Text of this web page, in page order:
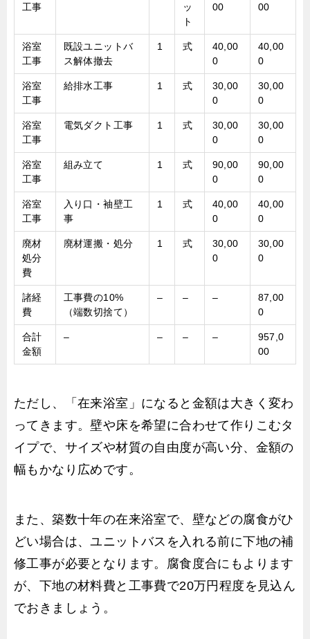
工事
ッ
ト
00
00
浴室
工事
既設ユニットバ
ス解体撤去
1 式
40,00
0
40,00
0
浴室
工事
給排水工事 1 式
30,00
0
30,00
0
浴室
工事
電気ダクト工事 1 式
30,00
0
30,00
0
浴室
工事
組み立て 1 式
90,00
0
90,00
0
浴室
工事
入り口・袖壁工
事
1 式
40,00
0
40,00
0
廃材
処分
費
廃材運搬・処分 1 式
30,00
0
30,00
0
諸経
費
工事費の10%
（端数切捨て）
– – –
87,00
0
合計
金額
– – – –
957,0
00
ただし、「在来浴室」になると金額は大きく変わ
ってきます。壁や床を希望に合わせて作りこむタ
イプで、サイズや材質の自由度が高い分、金額の
幅もかなり広めです。
また、築数十年の在来浴室で、壁などの腐食がひ
どい場合は、ユニットバスを入れる前に下地の補
修工事が必要となります。腐食度合にもよります
が、下地の材料費と工事費で20万円程度を見込ん
でおきましょう。